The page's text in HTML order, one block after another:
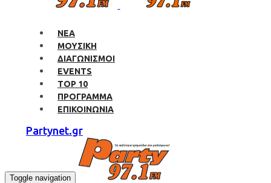
ΝΕΑ
ΜΟΥΣΙΚΗ
ΔΙΑΓΩΝΙΣΜΟΙ
EVENTS
TOP 10
ΠΡΟΓΡΑΜΜΑ
ΕΠΙΚΟΙΝΩΝΙΑ
Partynet.gr
Toggle navigation